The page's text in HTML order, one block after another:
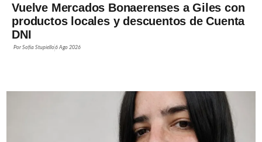
Vuelve Mercados Bonaerenses a Giles con
productos locales y descuentos de Cuenta
DNI
PorSofía Stupiello6 Ago 2026